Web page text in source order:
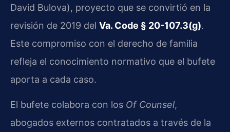
David Bulova), proyecto que se convirtió en la
revisión de 2019 del Va. Code § 20-107.3(g).
Este compromiso con el derecho de familia
refleja el conocimiento normativo que el bufete
aporta a cada caso.
El bufete colabora con los Of Counsel,
abogados externos contratados a través de la